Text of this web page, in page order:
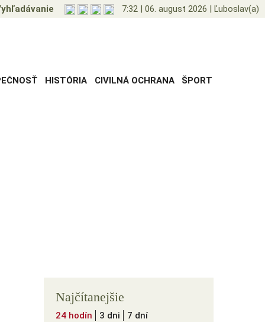
7:32 | 06. august 2026 | Ľuboslav(a)
HISTÓRIA CIVILNÁ OCHRANA ŠPORT
Najčítanejšie
24 hodín 3 dni 7 dní